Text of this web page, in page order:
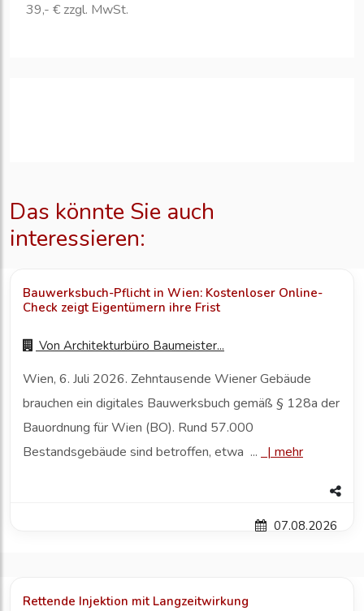
39,- € zzgl. MwSt.
Das könnte Sie auch
interessieren:
Bauwerksbuch-Pflicht in Wien: Kostenloser Online-
Check zeigt Eigentümern ihre Frist
Von Architekturbüro Baumeister...
Wien, 6. Juli 2026. Zehntausende Wiener Gebäude
brauchen ein digitales Bauwerksbuch gemäß § 128a der
Bauordnung für Wien (BO). Rund 57.000
Bestandsgebäude sind betroffen, etwa ...
| mehr
07.08.2026
Rettende Injektion mit Langzeitwirkung